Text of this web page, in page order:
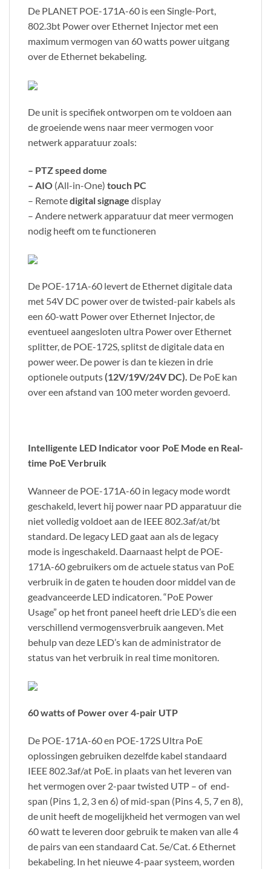
De PLANET POE-171A-60 is een Single-Port,
802.3bt Power over Ethernet Injector met een
maximum vermogen van 60 watts power uitgang
over de Ethernet bekabeling.
De unit is specifiek ontworpen om te voldoen aan
de groeiende wens naar meer vermogen voor
netwerk apparatuur zoals:
– PTZ speed dome
– AIO (All-in-One) touch PC
– Remotedigital signage display
– Andere netwerk apparatuur dat meer vermogen
nodig heeft om te functioneren
De POE-171A-60 levert de Ethernet digitale data
met 54V DC power over de twisted-pair kabels als
een 60-watt Power over Ethernet Injector, de
eventueel aangesloten ultra Power over Ethernet
splitter, de POE-172S, splitst de digitale data en
power weer. De power is dan te kiezen in drie
optionele outputs (12V/19V/24V DC). De PoE kan
over een afstand van 100 meter worden gevoerd.
Intelligente LED Indicator voor PoE Mode en Real-
time PoE Verbruik
Wanneer de POE-171A-60 in legacy mode wordt
geschakeld, levert hij power naar PD apparatuur die
niet volledig voldoet aan de IEEE 802.3af/at/bt
standard. De legacy LED gaat aan als de legacy
mode is ingeschakeld. Daarnaast helpt de POE-
171A-60 gebruikers om de actuele status van PoE
verbruik in de gaten te houden door middel van de
geadvanceerde LED indicatoren. “PoE Power
Usage” op het front paneel heeft drie LED’s die een
verschillend vermogensverbruik aangeven. Met
behulp van deze LED’s kan de administrator de
status van het verbruik in real time monitoren.
60 watts of Power over 4-pair UTP
De POE-171A-60 en POE-172S Ultra PoE
oplossingen gebruiken dezelfde kabel standaard
IEEE 802.3af/at PoE. in plaats van het leveren van
het vermogen over 2-paar twisted UTP – of end-
span (Pins 1, 2, 3 en 6) of mid-span (Pins 4, 5, 7 en 8),
de unit heeft de mogelijkheid het vermogen van wel
60 watt te leveren door gebruik te maken van alle 4
de pairs van een standaard Cat. 5e/Cat. 6 Ethernet
bekabeling. In het nieuwe 4-paar systeem, worden